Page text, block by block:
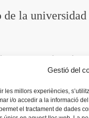
Gestió del
les millors experiències,
i/o accedir a la informació
el tractament de dades
la universidad